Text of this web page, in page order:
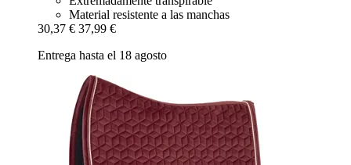
Material resistente a las manchas
30,37 € 37,99 €
Entrega hasta el 18 agosto